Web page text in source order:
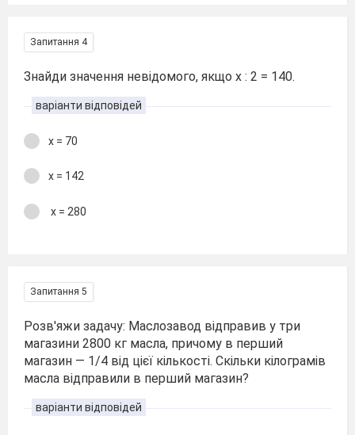
Запитання 4
Знайди значення невідомого, якщо х : 2 = 140.
варіанти відповідей
х = 70
х = 142
х = 280
Запитання 5
Розв'яжи задачу: Маслозавод відправив у три
магазини 2800 кг масла, причому в перший
магазин — 1/4 від цієї кількості. Скільки кілограмів
масла відправили в перший магазин?
варіанти відповідей